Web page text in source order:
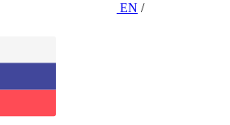
EN /